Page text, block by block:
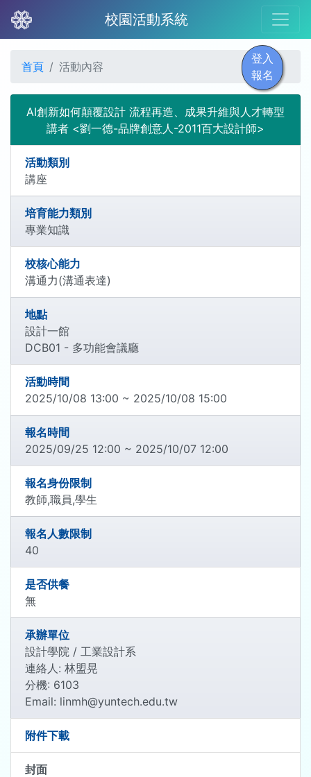
校園活動系統
首頁 活動內容
登入
報名
AI創新如何顛覆設計 流程再造、成果升維與人才轉型
講者 <劉一德-品牌創意人-2011百大設計師>
活動類別
講座
培育能力類別
專業知識
校核心能力
溝通力(溝通表達)
地點
設計一館
DCB01 - 多功能會議廳
活動時間
2025/10/08 13:00 ~ 2025/10/08 15:00
報名時間
2025/09/25 12:00 ~ 2025/10/07 12:00
報名身份限制
教師,職員,學生
報名人數限制
40
是否供餐
無
承辦單位
設計學院 / 工業設計系
連絡人: 林盟晃
分機: 6103
Email: linmh@yuntech.edu.tw
附件下載
封面